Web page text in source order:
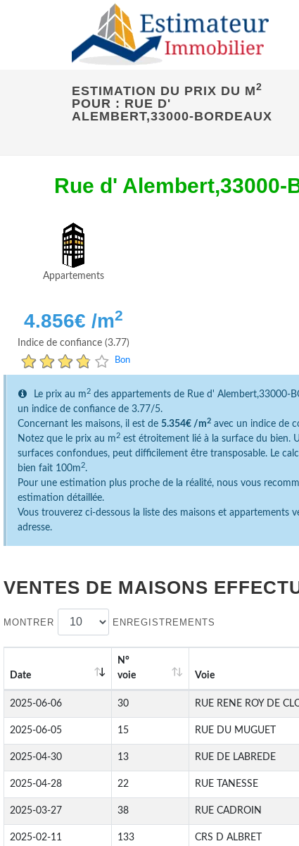
ESTIMATION DU PRIX DU M2
POUR : RUE D'
ALEMBERT,33000-BORDEAUX
Rue d' Alembert,33000-
Appartements
4.856€ /m2
Indice de confiance (3.77)
Bon
Le prix au m 2 des appartements de Rue d' Alembert,33000-
un indice de confiance de 3.77/5.
Concernant les maisons, il est de 5.354€ /m2 avec un indice de
Notez que le prix au m 2 est étroitement lié à la surface du bien.
surfaces confondues, peut difficilement être transposable. Le
bien fait 100m 2.
Pour une estimation plus proche de la réalité, nous vous
estimation détaillée.
Vous trouverez ci-dessous la liste des maisons et appartements
adresse.
VENTES DE MAISONS
MONTRER ENREGISTREMENTS
Date
N°
voie
Voie
2025-06-06 30 RUE RENE ROY DE
2025-06-05 15 RUE DU MUGUET
2025-04-30 13 RUE DE LABREDE
2025-04-28 22 RUE TANESSE
2025-03-27 38 RUE CADROIN
2025-02-11 133 CRS D ALBRET